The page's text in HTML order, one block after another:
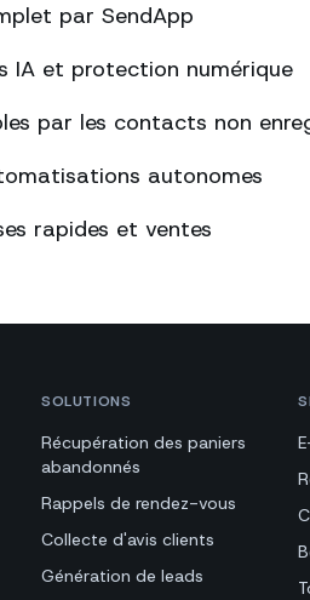
par SendApp
IA et protection numérique
par les contacts non
autonomes
rapides et ventes
SOLUTIONS
Récupération des paniers
abandonnés
Rappels de rendez-vous
Collecte d'avis clients
Génération de leads